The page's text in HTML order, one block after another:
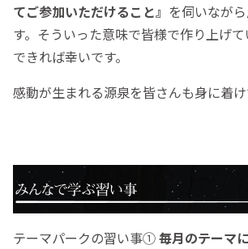
てご参加いただけること』 を伺いなが
す。そういった意味で皆様で作り上げ
できれば幸いです。
感動が生まれる源泉を皆さんも身に着
テーマパークの習い事①毎月のテーマ